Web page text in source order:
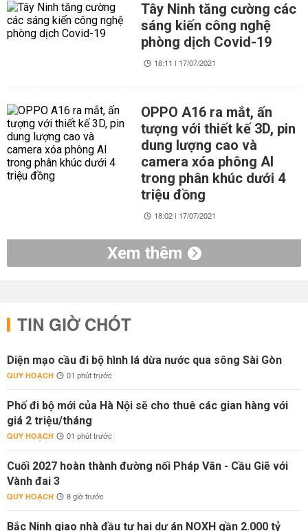
Tây Ninh tăng cường các
sáng kiến công nghệ
phòng dịch Covid-19
18:11 | 17/07/2021
OPPO A16 ra mắt, ấn
tượng với thiết kế 3D, pin
dung lượng cao và
camera xóa phông AI
trong phân khúc dưới 4
triệu đồng
18:02 | 17/07/2021
Xem thêm
TIN GIỜ CHÓT
Diện mạo cầu đi bộ hình lá dừa nước qua sông Sài Gòn
QUY HOẠCH 01 phút trước
Phố đi bộ mới của Hà Nội sẽ cho thuê các gian hàng với
giá 2 triệu/tháng
QUY HOẠCH 01 phút trước
Cuối 2027 hoàn thành đường nối Pháp Vân - Cầu Giẽ với
Vành đai 3
QUY HOẠCH 8 giờ trước
Bắc Ninh giao nhà đầu tư hai dự án NOXH gần 2.000 tỷ